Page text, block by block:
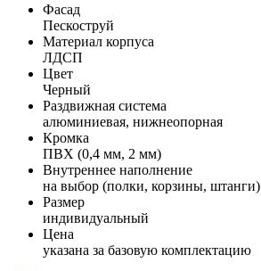
Фасад
Пескоструй
Материал корпуса
ЛДСП
Цвет
Черный
Раздвижная система
алюминиевая, нижнеопорная
Кромка
ПВХ (0,4 мм, 2 мм)
Внутреннее наполнение
на выбор (полки, корзины, штанги)
Размер
индивидуальный
Цена
указана за базовую комплектацию